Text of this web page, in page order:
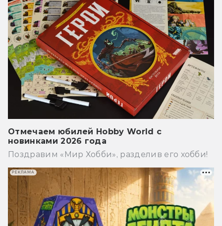
Отмечаем юбилей Hobby World с
новинками 2026 года
Поздравим «Мир Хобби», разделив его хобби!
РЕКЛАМА